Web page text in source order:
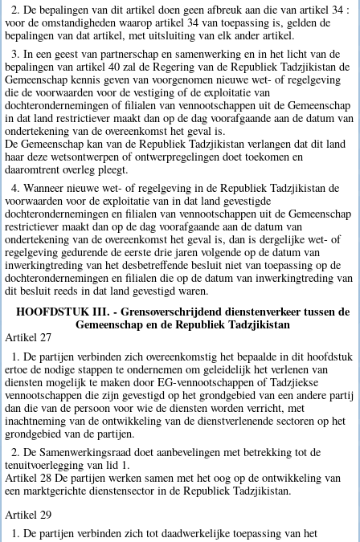
2. De bepalingen van dit artikel doen geen afbreuk aan die van artikel 34 :
voor de omstandigheden waarop artikel 34 van toepassing is, gelden de
bepalingen van dat artikel, met uitsluiting van elk ander artikel.
3. In een geest van partnerschap en samenwerking en in het licht van de
bepalingen van artikel 40 zal de Regering van de Republiek Tadzjikistan de
Gemeenschap kennis geven van voorgenomen nieuwe wet- of regelgeving
die de voorwaarden voor de vestiging of de exploitatie van
dochterondernemingen of filialen van vennootschappen uit de Gemeenschap
in dat land restrictiever maakt dan op de dag voorafgaande aan de datum van
ondertekening van de overeenkomst het geval is.
De Gemeenschap kan van de Republiek Tadzjikistan verlangen dat dit land
haar deze wetsontwerpen of ontwerpregelingen doet toekomen en
daaromtrent overleg pleegt.
4. Wanneer nieuwe wet- of regelgeving in de Republiek Tadzjikistan de
voorwaarden voor de exploitatie van in dat land gevestigde
dochterondernemingen en filialen van vennootschappen uit de Gemeenschap
restrictiever maakt dan op de dag voorafgaande aan de datum van
ondertekening van de overeenkomst het geval is, dan is dergelijke wet- of
regelgeving gedurende de eerste drie jaren volgende op de datum van
inwerkingtreding van het desbetreffende besluit niet van toepassing op de
dochterondernemingen en filialen die op de datum van inwerkingtreding van
dit besluit reeds in dat land gevestigd waren.
HOOFDSTUK III. - Grensoverschrijdend dienstenverkeer tussen de
Gemeenschap en de Republiek Tadzjikistan
Artikel 27
1. De partijen verbinden zich overeenkomstig het bepaalde in dit hoofdstuk
ertoe de nodige stappen te ondernemen om geleidelijk het verlenen van
diensten mogelijk te maken door EG-vennootschappen of Tadzjiekse
vennootschappen die zijn gevestigd op het grondgebied van een andere partij
dan die van de persoon voor wie de diensten worden verricht, met
inachtneming van de ontwikkeling van de dienstverlenende sectoren op het
grondgebied van de partijen.
2. De Samenwerkingsraad doet aanbevelingen met betrekking tot de
tenuitvoerlegging van lid 1.
Artikel 28 De partijen werken samen met het oog op de ontwikkeling van
een marktgerichte dienstensector in de Republiek Tadzjikistan.
Artikel 29
1. De partijen verbinden zich tot daadwerkelijke toepassing van het